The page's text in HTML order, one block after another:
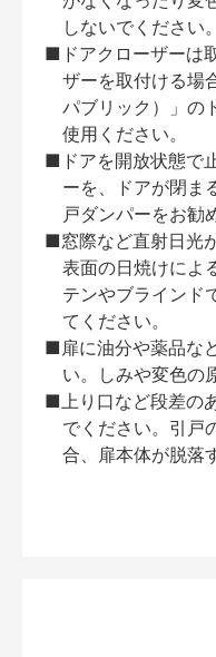
しないでください。
■ドアクローザーは
ザーを取付ける場
パブリック）」の
使用ください。
■ドアを開放状態で
ーを、ドアが閉ま
戸ダンパーをお勧
■窓際など直射日光
表面の日焼けによ
テンやブラインド
てください。
■扉に油分や薬品な
い。しみや変色の
■上り口など段差の
でください。引戸
合、扉本体が脱落